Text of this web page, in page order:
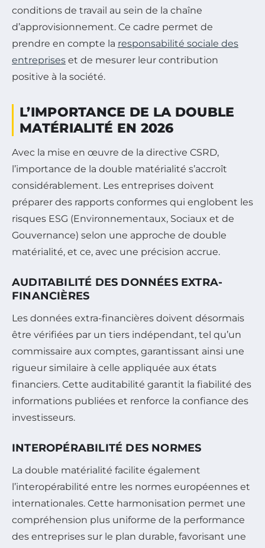
conditions de travail au sein de la chaîne
d’approvisionnement. Ce cadre permet de
prendre en compte la responsabilité sociale des
entreprises et de mesurer leur contribution
positive à la société.
L’IMPORTANCE DE LA DOUBLE
MATÉRIALITÉ EN 2026
Avec la mise en œuvre de la directive CSRD,
l’importance de la double matérialité s’accroît
considérablement. Les entreprises doivent
préparer des rapports conformes qui englobent les
risques ESG (Environnementaux, Sociaux et de
Gouvernance) selon une approche de double
matérialité, et ce, avec une précision accrue.
AUDITABILITÉ DES DONNÉES EXTRA-
FINANCIÈRES
Les données extra-financières doivent désormais
être vérifiées par un tiers indépendant, tel qu’un
commissaire aux comptes, garantissant ainsi une
rigueur similaire à celle appliquée aux états
financiers. Cette auditabilité garantit la fiabilité des
informations publiées et renforce la confiance des
investisseurs.
INTEROPÉRABILITÉ DES NORMES
La double matérialité facilite également
l’interopérabilité entre les normes européennes et
internationales. Cette harmonisation permet une
compréhension plus uniforme de la performance
des entreprises sur le plan durable, favorisant une